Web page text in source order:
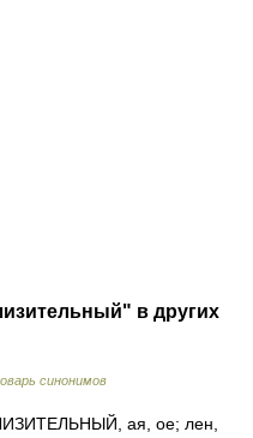
в других
синонимов
ая, ое; лен,